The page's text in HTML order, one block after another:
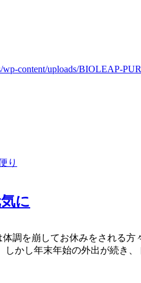
wp-content/uploads/BIOLEAP-
り
に
調を崩してお休みをされる
しかし年末年始の外出が続き